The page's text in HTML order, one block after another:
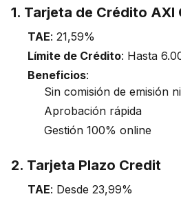
1. Tarjeta de Crédito AXI
TAE: 21,59%
Límite de Crédito: Hasta
Beneficios:
Sin comisión de emisión
Aprobación rápida
Gestión 100% online
2. Tarjeta Plazo Credit
TAE: Desde 23,99%